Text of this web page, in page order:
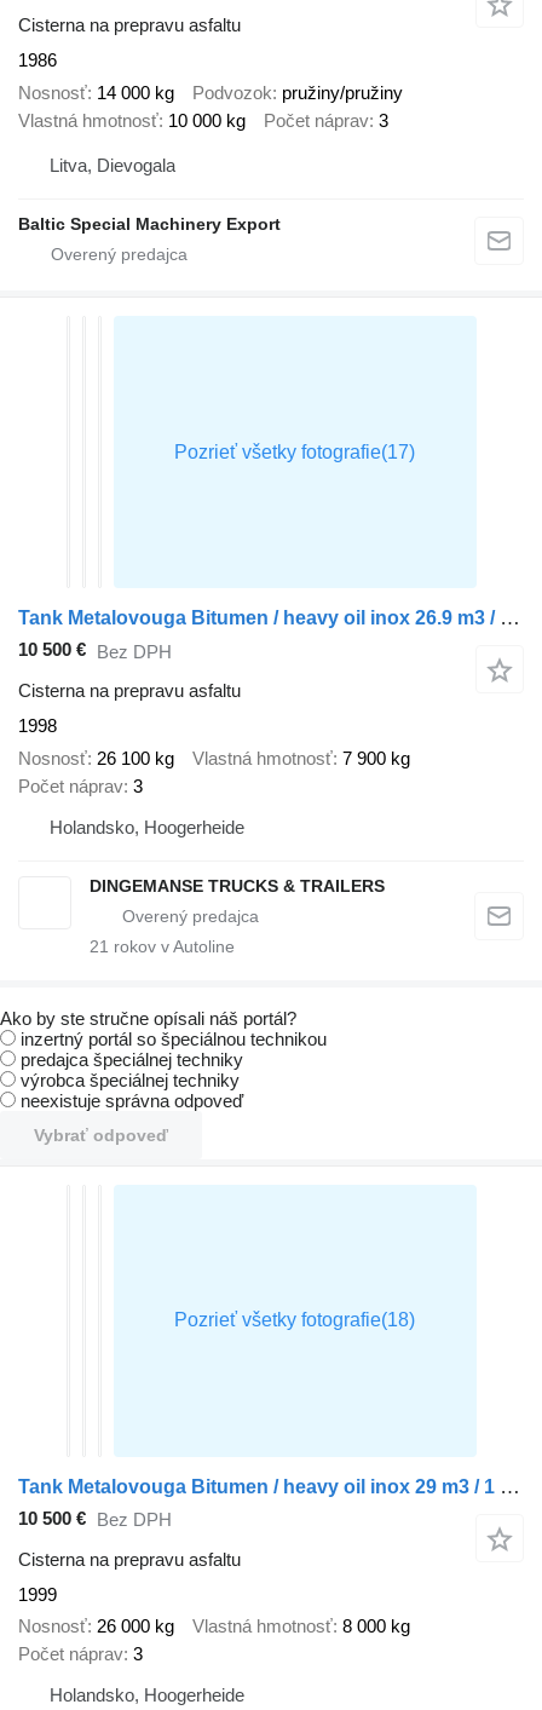
Cisterna na prepravu asfaltu
1986
Nosnosť 14 000 kg Podvozok pružiny/pružiny
Vlastná hmotnosť 10 000 kg Počet náprav 3
Litva, Dievogala
Baltic Special Machinery Export
Tank Metalovouga Bitumen / heavy oil inox 26.9 m3 / 1 comp
10 500 € Bez DPH
Cisterna na prepravu asfaltu
1998
Nosnosť 26 100 kg Vlastná hmotnosť 7 900 kg
Počet náprav 3
Holandsko, Hoogerheide
DINGEMANSE TRUCKS & TRAILERS
21 rokov v Autoline
Ako by ste stručne opísali náš portál?
inzertný portál so špeciálnou technikou
predajca špeciálnej techniky
výrobca špeciálnej techniky
neexistuje správna odpoveď
Vybrať odpoveď
Tank Metalovouga Bitumen / heavy oil inox 29 m3 / 1 comp
10 500 € Bez DPH
Cisterna na prepravu asfaltu
1999
Nosnosť 26 000 kg Vlastná hmotnosť 8 000 kg
Počet náprav 3
Holandsko, Hoogerheide